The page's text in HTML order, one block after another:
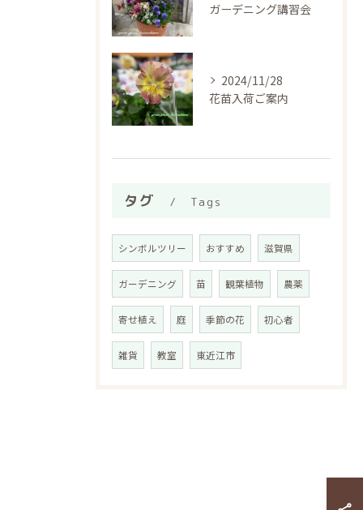
ガーデニング講習会
2024/11/28
花苗入荷ご案内
タグ Tags
シンボルツリー おすすめ 滋賀県
ガーデニング 苗 観葉植物 農薬
寄せ植え 庭 季節の花 初心者
雑貨 教室 東近江市